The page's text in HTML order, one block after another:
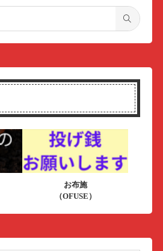
お布施
（OFUSE）